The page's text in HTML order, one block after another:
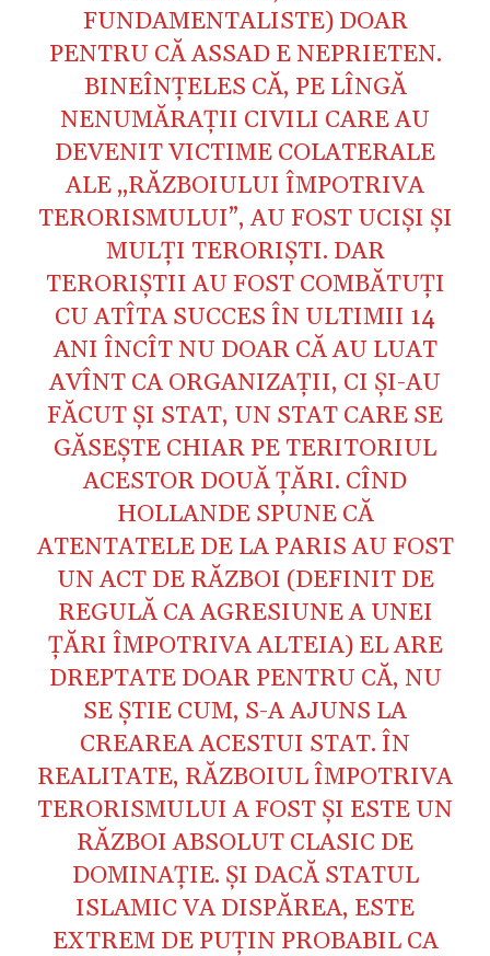
FUNDAMENTALISTE) DOAR
PENTRU CĂ ASSAD E NEPRIETEN.
BINEÎNŢELES CĂ, PE LÎNGĂ
NENUMĂRAŢII CIVILI CARE AU
DEVENIT VICTIME COLATERALE
ALE „RĂZBOIULUI ÎMPOTRIVA
TERORISMULUI”, AU FOST UCIŞI ŞI
MULŢI TERORIŞTI. DAR
TERORIŞTII AU FOST COMBĂTUŢI
CU ATÎTA SUCCES ÎN ULTIMII 14
ANI ÎNCÎT NU DOAR CĂ AU LUAT
AVÎNT CA ORGANIZAŢII, CI ŞI-AU
FĂCUT ŞI STAT, UN STAT CARE SE
GĂSEŞTE CHIAR PE TERITORIUL
ACESTOR DOUĂ ŢĂRI. CÎND
HOLLANDE SPUNE CĂ
ATENTATELE DE LA PARIS AU FOST
UN ACT DE RĂZBOI (DEFINIT DE
REGULĂ CA AGRESIUNE A UNEI
ŢĂRI ÎMPOTRIVA ALTEIA) EL ARE
DREPTATE DOAR PENTRU CĂ, NU
SE ŞTIE CUM, S-A AJUNS LA
CREAREA ACESTUI STAT. ÎN
REALITATE, RĂZBOIUL ÎMPOTRIVA
TERORISMULUI A FOST ŞI ESTE UN
RĂZBOI ABSOLUT CLASIC DE
DOMINAŢIE. ŞI DACĂ STATUL
ISLAMIC VA DISPĂREA, ESTE
EXTREM DE PUŢIN PROBABIL CA